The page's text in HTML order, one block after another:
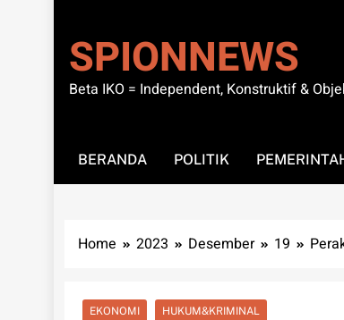
SPIONNEWS
Beta IKO = Independent, Konstruktif &
BERANDA POLITIK
Home 2023 Desember 19
EKONOMI HUKUM&KRIMINAL